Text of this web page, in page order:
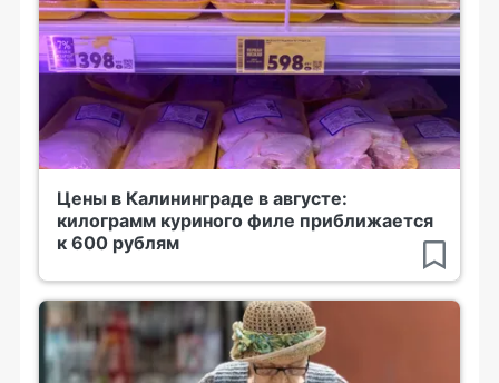
Цены в Калининграде в августе:
килограмм куриного филе приближается
к 600 рублям